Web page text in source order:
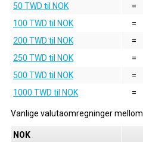
50 TWD til NOK
=
100 TWD til NOK
=
200 TWD til NOK
=
250 TWD til NOK
=
500 TWD til NOK
=
1000 TWD til NOK
=
Vanlige valutaomregninger mellom
NOK